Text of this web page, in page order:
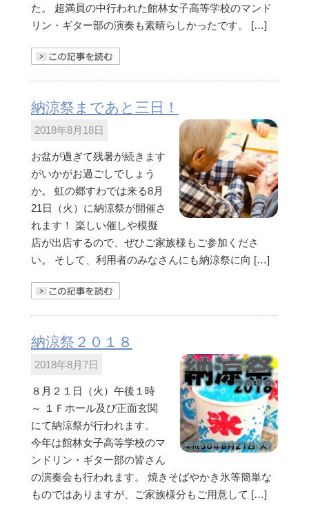
た。 超満員の中行われた館林女子高等学校のマンド
リン・ギター部の演奏も素晴らしかったです。 […]
納涼祭まであと三日！
2018年8月18日
お盆が過ぎて残暑が続きます
がいかがお過ごしでしょう
か。 虹の郷すわでは来る8月
21日（火）に納涼祭が開催さ
れます！ 楽しい催しや模擬
店が出店するので、ぜひご家族様もご参加くださ
い。 そして、利用者のみなさんにも納涼祭に向 […]
納涼祭２０１８
2018年8月7日
８月２１日（火）午後１時
～ １Ｆホール及び正面玄関
にて納涼祭が行われます。
今年は館林女子高等学校のマ
ンドリン・ギター部の皆さん
の演奏会も行われます。 焼きそばやかき氷等簡単な
ものではありますが、ご家族様分もご用意して […]